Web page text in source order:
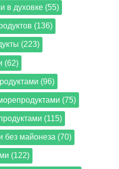
в духовке (55)
(136)
(223)
(62)
(96)
(75)
(115)
без майонеза (70)
(122)